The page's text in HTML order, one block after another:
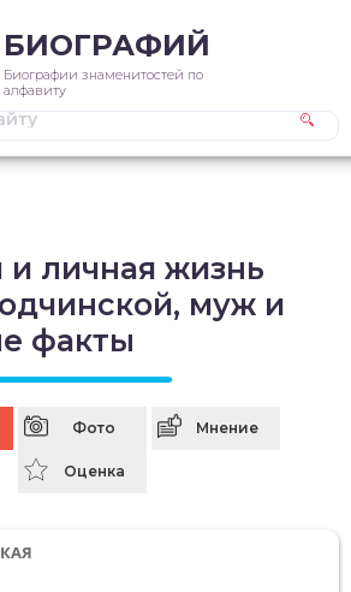
БИОГРАФИЙ
Биографии знаменитостей по
алфавиту
и личная жизнь
муж и
факты
Фото Мнение
Оценка